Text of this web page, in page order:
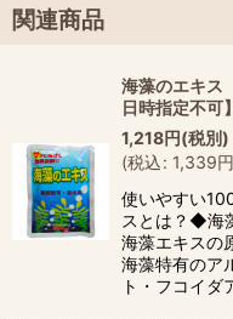
関連商品
海藻のエキス
日時指定不可
1,218円(税別)
(税込: 1,339円
使いやすい
スとは？◆海
海藻エキスの
海藻特有のア
ト・フコイ